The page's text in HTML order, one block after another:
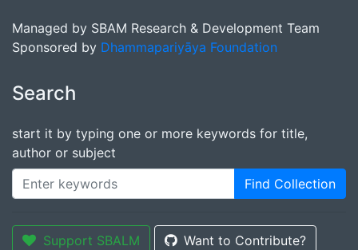
Managed by SBAM Research & Development Team
Sponsored by Dhammapariyāya Foundation
Search
start it by typing one or more keywords for title,
author or subject
Find Collection
Support SBALM Want to Contribute?